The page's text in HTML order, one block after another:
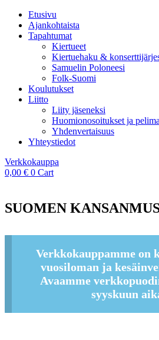
Etusivu
Ajankohtaista
Tapahtumat
Kiertueet
Kiertuehaku &
Samuelin Poloneesi
Folk-Suomi
Koulutukset
Liitto
Liity jäseneksi
Huomionosoitukset ja
Yhdenvertaisuus
Yhteystiedot
Verkkokauppa
0,00 € 0 Cart
SUOMEN
Verkkokauppamme on
vuosiloman ja
Avaamme
syyskuun